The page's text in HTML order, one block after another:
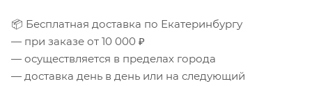
📦 Бесплатная доставка по Екатеринбургу
— при заказе от 10 000 ₽
— осуществляется в пределах города
— доставка день в день или на следующий